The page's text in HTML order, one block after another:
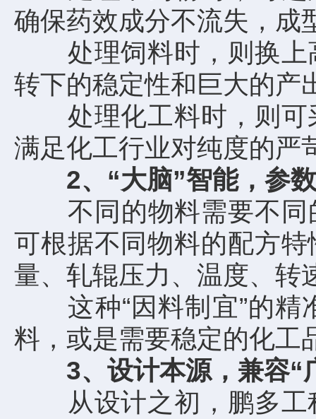
确保药效成分不流失，成
处理饲料时，则换上
转下的稳定性和巨大的产
处理化工料时，则可
满足化工行业对纯度的严
2、“大脑”智能，参
不同的物料需要不同
可根据不同物料的配方
量、轧辊压力、温度、转
这种“因料制宜”的精
料，或是需要稳定的化工
3、设计本源，兼容“
从设计之初，鹏多工